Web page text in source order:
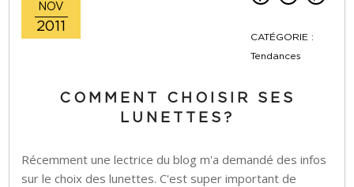
NOV
2011
CATÉGORIE :
Tendances
COMMENT CHOISIR SES
LUNETTES?
Récemment une lectrice du blog m'a demandé des infos
sur le choix des lunettes. C'est super important de